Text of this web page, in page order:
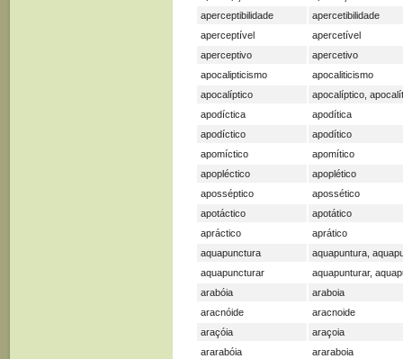
aperceptibilidade
apercetibilidade
aperceptível
apercetível
aperceptivo
apercetivo
apocalipticismo
apocaliticismo
apocalíptico
apocalíptico,
apodíctica
apodítica
apodíctico
apodítico
apomíctico
apomítico
apopléctico
apoplético
aposséptico
apossético
apotáctico
apotático
apráctico
aprático
aquapunctura
aquapuntura,
aquapuncturar
aquapunturar,
arabóia
araboia
aracnóide
aracnoide
araçóia
araçoia
ararabóia
araraboia